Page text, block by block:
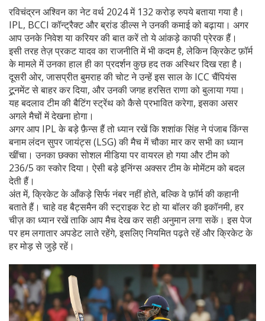
रविचंद्रन अश्विन का नेट वर्थ 2024 में 132 करोड़ रुपये बताया गया है।
IPL, BCCI कॉन्ट्रैक्ट और ब्रांड डील्स ने उनकी कमाई को बढ़ाया। अगर
आप उनके निवेश या करियर की बात करें तो ये आंकड़े काफी प्रेरक हैं।
इसी तरह तेज़ प्रकट यादव का राजनीति में भी कदम है, लेकिन क्रिकेट फ़ॉर्म
के मामले में उनका हाल ही का प्रदर्शन कुछ हद तक अस्थिर दिख रहा है।
दूसरी ओर, जासप्रीत बुमराह की चोट ने उन्हें इस साल के ICC चैंपियंस
टूर्‍नमेंट से बाहर कर दिया, और उनकी जगह हरसित राणा को बुलाया गया।
यह बदलाव टीम की बैटिंग स्ट्रेंथ को कैसे प्रभावित करेगा, इसका असर
अगले मैचों में देखना होगा।
अगर आप IPL के बड़े फ़ैन्स हैं तो ध्यान रखें कि शशांक सिंह ने पंजाब किंग्स
बनाम लंदन सुपर जायंट्स (LSG) की मैच में चौका मार कर सभी का ध्यान
खींचा। उनका छक्का सोशल मीडिया पर वायरल हो गया और टीम को
236/5 का स्कोर दिया। ऐसी बड़े इनिंग्स अक्सर टीम के मोमेंटम को बदल
देती हैं।
अंत में, क्रिकेट के आँकड़े सिर्फ नंबर नहीं होते, बल्कि वे फ़ॉर्म की कहानी
बताते हैं। चाहे वह बैट्समैन की स्ट्राइक रेट हो या बॉलर की इकॉनमी, हर
चीज़ का ध्यान रखें ताकि आप मैच देख कर सही अनुमान लगा सकें। इस पेज
पर हम लगातार अपडेट लाते रहेंगे, इसलिए नियमित पढ़ते रहें और क्रिकेट के
हर मोड़ से जुड़े रहें।